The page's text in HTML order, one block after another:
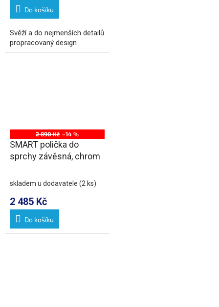
Do košíku
Svěží a do nejmenších detailů
propracovaný design
2 890 Kč –14 %
SMART polička do
sprchy závěsná, chrom
skladem u dodavatele (2 ks)
2 485 Kč
Do košíku